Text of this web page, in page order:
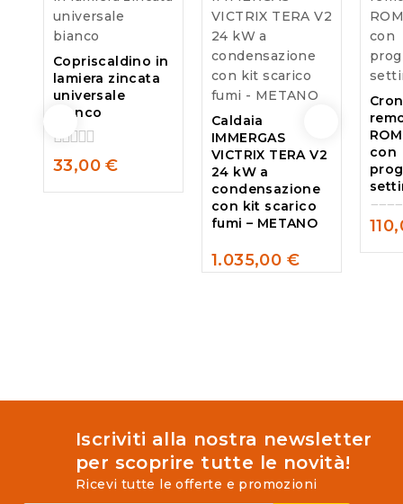
Copriscaldino in
lamiera zincata
universale
bianco
0
out
of
33,00€
Caldaia
IMMERGAS
VICTRIX TERA V2
24 kW a
condensazione
con kit scarico
fumi – METANO
0
1.035,00 €
con
0
out
Iscriviti alla nostra newsletter
per scoprire tutte le novità!
Ricevi tutte le offerte e promozioni